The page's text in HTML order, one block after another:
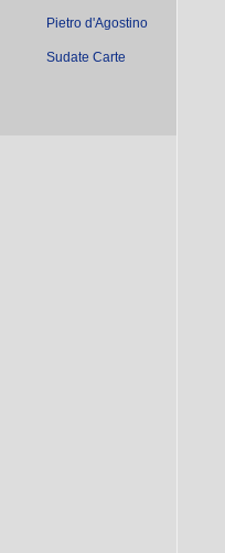
Pietro d'Agostino
Sudate Carte